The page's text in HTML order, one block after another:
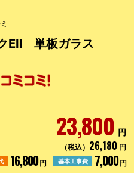
EⅡ 単板ガラス
23,800 円
（税込） 26,180 円
16,800円 基本工事費 7,000円